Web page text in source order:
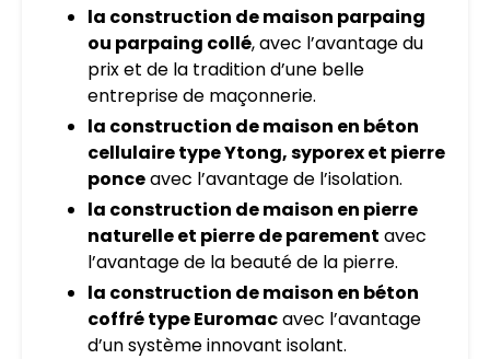
la construction de maison parpaing
ou parpaing collé, avec l’avantage du
prix et de la tradition d’une belle
entreprise de maçonnerie.
la construction de maison en béton
cellulaire type Ytong, syporex et pierre
ponceavec l’avantage de l’isolation.
la construction de maison en pierre
naturelle et pierre de parement avec
l’avantage de la beauté de la pierre.
la construction de maison en béton
coffré type Euromacavec l’avantage
d’un système innovant isolant.